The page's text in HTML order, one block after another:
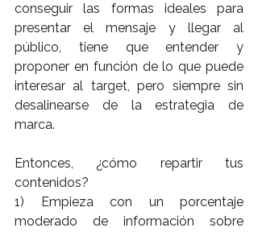
conseguir las formas ideales para
presentar el mensaje y llegar al
público, tiene que entender y
proponer en función de lo que puede
interesar al target, pero siempre sin
desalinearse de la estrategia de
marca.
Entonces, ¿cómo repartir tus
contenidos?
1) Empieza con un porcentaje
moderado de información sobre